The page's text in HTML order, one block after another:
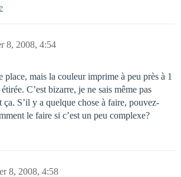
8, 2008, 4:54
place, mais la couleur imprime à peu près à 1
C’est bizarre, je ne sais même pas
S’il y a quelque chose à faire, pouvez-
le faire si c’est un peu complexe?
8, 2008, 4:58